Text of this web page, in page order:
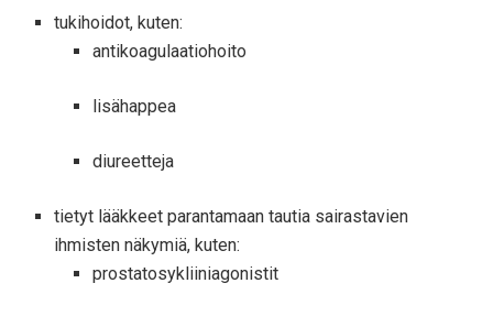
tukihoidot, kuten:
antikoagulaatiohoito
lisähappea
diureetteja
tietyt lääkkeet parantamaan tautia sairastavien
ihmisten näkymiä, kuten:
prostatosykliiniagonistit